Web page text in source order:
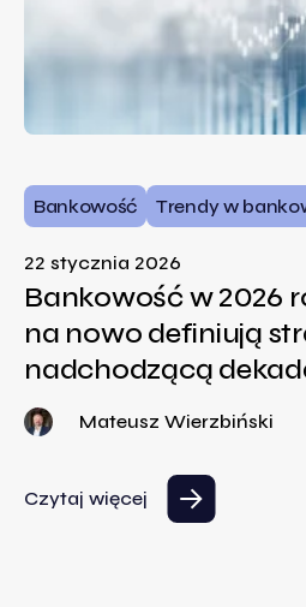
Bankowość Trendy w
22 stycznia 2026
Bankowość w 2026
na nowo definiują
nadchodzącą
Mateusz Wierzbiński
Czytaj więcej